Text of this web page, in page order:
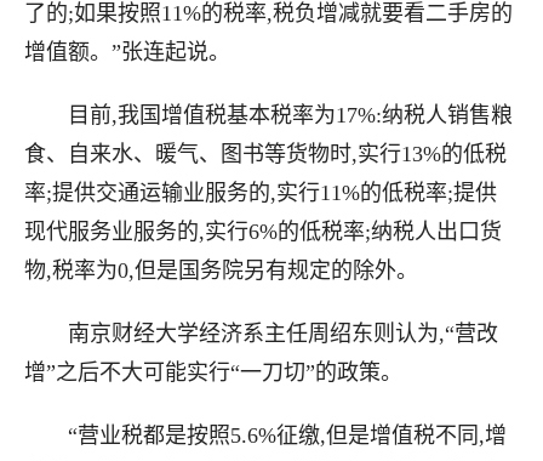
了的;如果按照11%的税率,税负增减就要看二手房的
增值额。”张连起说。
目前,我国增值税基本税率为17%:纳税人销售粮
食、自来水、暖气、图书等货物时,实行13%的低税
率;提供交通运输业服务的,实行11%的低税率;提供
现代服务业服务的,实行6%的低税率;纳税人出口货
物,税率为0,但是国务院另有规定的除外。
南京财经大学经济系主任周绍东则认为,“营改
增”之后不大可能实行“一刀切”的政策。
“营业税都是按照5.6%征缴,但是增值税不同,增